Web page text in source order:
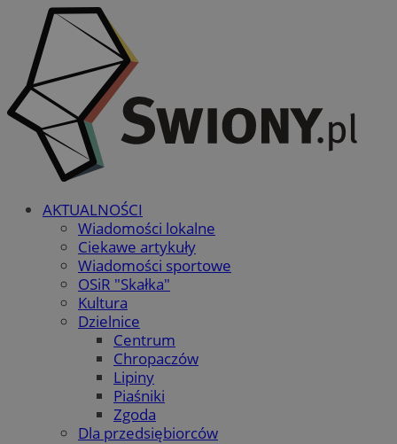
AKTUALNOŚCI
Wiadomości lokalne
Ciekawe artykuły
Wiadomości sportowe
OSiR "Skałka"
Kultura
Dzielnice
Centrum
Chropaczów
Lipiny
Piaśniki
Zgoda
Dla przedsiębiorców